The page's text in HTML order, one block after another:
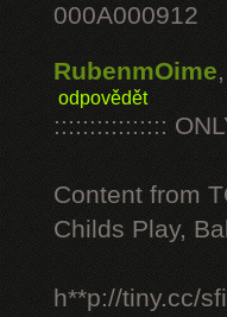
000A000912
RubenmOime,
odpovědět
::::::::::::::::
Content from
Childs Play,
h**p://tiny.cc/